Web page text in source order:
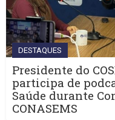
DESTAQUES
Presidente do
participa de
Saúde durante
CONASEMS